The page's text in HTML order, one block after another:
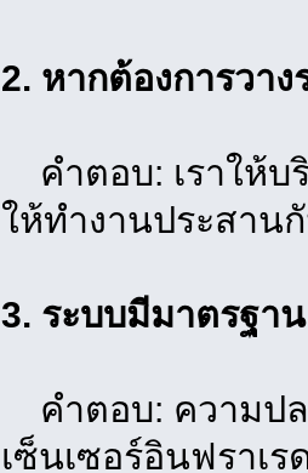
2. หากต้องการวา
คำตอบ: เราให้บ
ให้ทำงานประสาน
3. ระบบมีมาตรฐา
คำตอบ: ความปล
เซ็นเซอร์อินฟราเ